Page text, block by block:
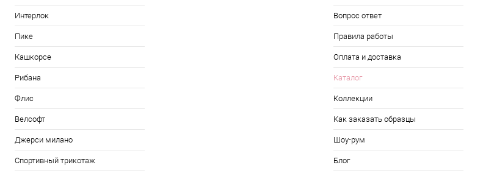
Интерлок
Пике
Кашкорсе
Рибана
Флис
Велсофт
Джерси милано
Спортивный трикотаж
Вопрос ответ
Правила работы
Оплата и доставка
Каталог
Коллекции
Как заказать образцы
Шоу-рум
Блог